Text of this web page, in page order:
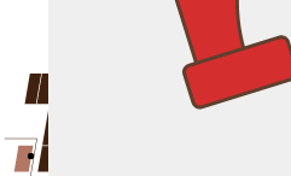
壁面陳列棚
ラウンド・六角陳列台
トレイラック
システム什器